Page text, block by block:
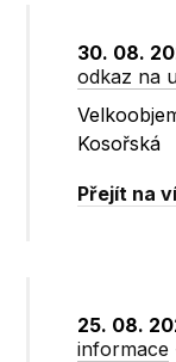
30. 08.
odkaz na
Kosořská
Přejít na
25. 08.
informace